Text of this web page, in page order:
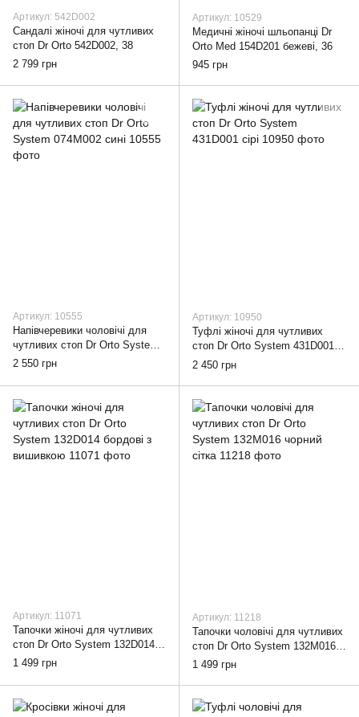
Артикул: 542D002
Cандалі жіночі для чутливих
стоп Dr Orto 542D002, 38
2 799 грн
Артикул: 10529
Медичні жіночі шльопанці Dr
Orto Med 154D201 бежеві, 36
945 грн
Артикул: 10555
Напівчеревики чоловічі для
чутливих стоп Dr Orto System
074M002 сині, 43
2 550 грн
Артикул: 10950
Туфлі жіночі для чутливих
стоп Dr Orto System 431D001
сірі, 36
2 450 грн
Артикул: 11071
Тапочки жіночі для чутливих
стоп Dr Orto System 132D014
бордові з вишивкою, 36
1 499 грн
Артикул: 11218
Тапочки чоловічі для чутливих
стоп Dr Orto System 132M016
чорний сітка, 43
1 499 грн